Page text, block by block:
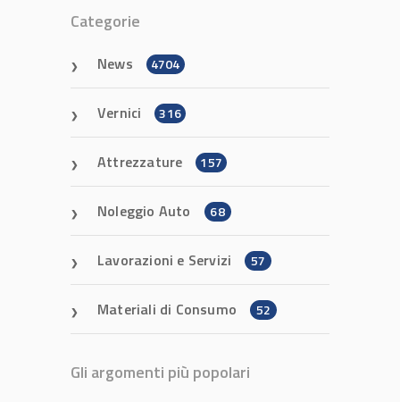
Categorie
News 4704
Vernici 316
Attrezzature 157
Noleggio Auto 68
Lavorazioni e Servizi 57
Materiali di Consumo 52
Gli argomenti più popolari